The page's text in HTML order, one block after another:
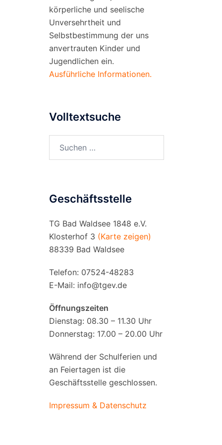
körperliche und seelische
Unversehrtheit und
Selbstbestimmung der uns
anvertrauten Kinder und
Jugendlichen ein.
Ausführliche Informationen.
Volltextsuche
nach:
Geschäftsstelle
TG Bad Waldsee 1848 e.V.
Klosterhof 3 (Karte zeigen)
88339 Bad Waldsee
Telefon: 07524-48283
E-Mail: info@tgev.de
Öffnungszeiten
Dienstag: 08.30 – 11.30 Uhr
Donnerstag: 17.00 – 20.00 Uhr
Während der Schulferien und
an Feiertagen ist die
Geschäftsstelle geschlossen.
Impressum & Datenschutz